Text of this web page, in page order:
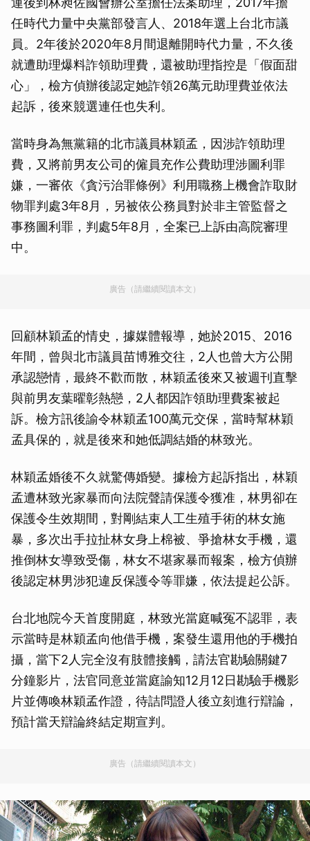
任時代力量中央黨部發言人、2018年選上台北市議
員。2年後於2020年8月間退離開時代力量，不久後
就遭助理爆料詐領助理費，還被助理指控是「假面甜
心」，檢方偵辦後認定她詐領26萬元助理費並依法
起訴，後來競選連任也失利。
當時身為無黨籍的北市議員林穎孟，因涉詐領助理
費，又將前男友公司的僱員充作公費助理涉圖利罪
嫌，一審依《貪污治罪條例》利用職務上機會詐取財
物罪判處3年8月，另被依公務員對於非主管監督之
事務圖利罪，判處5年8月，全案已上訴由高院審理
中。
廣告（請繼續閱讀本文）
回顧林穎孟的情史，據媒體報導，她於2015、2016
年間，曾與北市議員苗博雅交往，2人也曾大方公開
承認戀情，最終不歡而散，林穎孟後來又被週刊直擊
與前男友葉曜彰熱戀，2人都因詐領助理費案被起
訴。檢方訊後諭令林穎孟100萬元交保，當時幫林穎
孟具保的，就是後來和她低調結婚的林致光。
林穎孟婚後不久就驚傳婚變。據檢方起訴指出，林穎
孟遭林致光家暴而向法院聲請保護令獲准，林男卻在
保護令生效期間，對剛結束人工生殖手術的林女施
暴，多次出手拉扯林女身上棉被、爭搶林女手機，還
推倒林女導致受傷，林女不堪家暴而報案，檢方偵辦
後認定林男涉犯違反保護令等罪嫌，依法提起公訴。
台北地院今天首度開庭，林致光當庭喊冤不認罪，表
示當時是林穎孟向他借手機，案發生還用他的手機拍
攝，當下2人完全沒有肢體接觸，請法官勘驗關鍵7
分鐘影片，法官同意並當庭諭知12月12日勘驗手機影
片並傳喚林穎孟作證，待詰問證人後立刻進行辯論，
預計當天辯論終結定期宣判。
廣告（請繼續閱讀本文）